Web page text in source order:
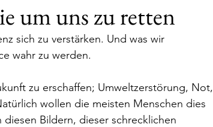
um uns zu retten
sich zu verstärken. Und was wir
wahr zu werden.
zu erschaffen; Umweltzerstörung, Not,
wollen die meisten Menschen dies
Bildern, dieser schrecklichen